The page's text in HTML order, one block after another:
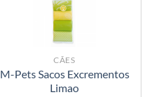
CÃES
M-Pets Sacos Excrementos
Limao